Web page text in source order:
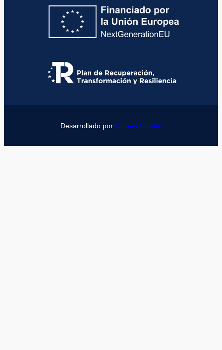
Desarrollado por Girona Studio